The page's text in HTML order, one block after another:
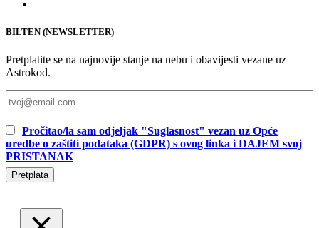
BILTEN (NEWSLETTER)
Pretplatite se na najnovije stanje na nebu i obavijesti vezane uz
Astrokod.
Pročitao/la sam odjeljak "Suglasnost" vezan uz Opće
uredbe o zaštiti podataka (GDPR) s ovog linka i DAJEM svoj
PRISTANAK
Pretplata